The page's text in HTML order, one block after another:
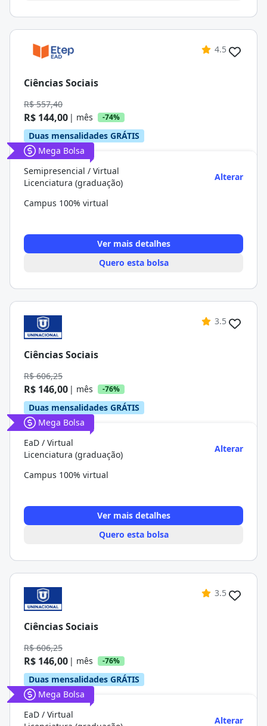
4.5
Ciências Sociais
R$ 557,40
R$ 144,00 | mês -74%
Duas mensalidades GRÁTIS
Mega Bolsa
Semipresencial / Virtual
Licenciatura (graduação)
Alterar
Campus 100% virtual
Ver mais detalhes
Quero esta bolsa
3.5
Ciências Sociais
R$ 606,25
R$ 146,00 | mês -76%
Duas mensalidades GRÁTIS
Mega Bolsa
EaD / Virtual
Licenciatura (graduação)
Alterar
Campus 100% virtual
Ver mais detalhes
Quero esta bolsa
3.5
Ciências Sociais
R$ 606,25
R$ 146,00 | mês -76%
Duas mensalidades GRÁTIS
Mega Bolsa
EaD / Virtual
Alterar